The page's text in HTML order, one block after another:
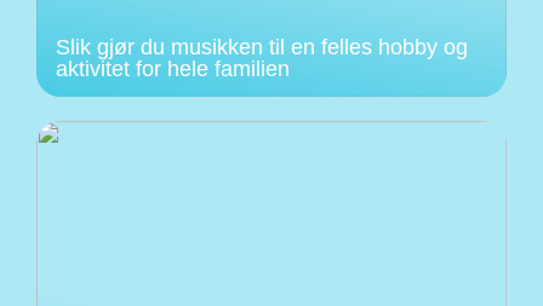
Slik gjør du musikken til en felles hobby og
aktivitet for hele familien